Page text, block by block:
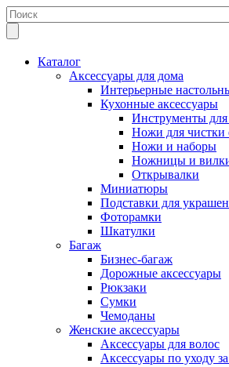
Каталог
Аксессуары для дома
Интерьерные
Кухонные аксессуары
Инструменты для
Ножи для чистки
Ножи и наборы
Ножницы и
Открывалки
Миниатюры
Подставки для
Фоторамки
Шкатулки
Багаж
Бизнес-багаж
Дорожные аксессуары
Рюкзаки
Сумки
Чемоданы
Женские аксессуары
Аксессуары для волос
Аксессуары по уходу